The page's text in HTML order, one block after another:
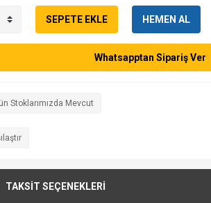
SEPETE EKLE HEMEN AL
Whatsapptan Sipariş Ver
Stoklarımızda Mevcut
TAKSİT SEÇENEKLERİ